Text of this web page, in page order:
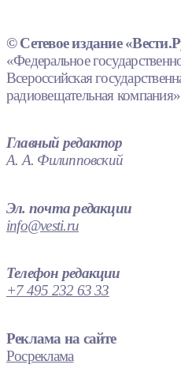
© Сетевое издание
«Федеральное
Всероссийская
радиовещательная
Главный редактор
А. А. Филипповский
Эл. почта редакции
info@vesti.ru
Телефон редакции
+7 495 232 63 33
Реклама на сайте
Росреклама